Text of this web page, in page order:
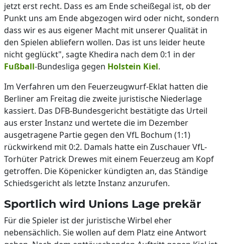
jetzt erst recht. Dass es am Ende scheißegal ist, ob der
Punkt uns am Ende abgezogen wird oder nicht, sondern
dass wir es aus eigener Macht mit unserer Qualität in
den Spielen abliefern wollen. Das ist uns leider heute
nicht geglückt", sagte Khedira nach dem 0:1 in der
Fußball-Bundesliga gegen Holstein Kiel.
Im Verfahren um den Feuerzeugwurf-Eklat hatten die
Berliner am Freitag die zweite juristische Niederlage
kassiert. Das DFB-Bundesgericht bestätigte das Urteil
aus erster Instanz und wertete die im Dezember
ausgetragene Partie gegen den VfL Bochum (1:1)
rückwirkend mit 0:2. Damals hatte ein Zuschauer VfL-
Torhüter Patrick Drewes mit einem Feuerzeug am Kopf
getroffen. Die Köpenicker kündigten an, das Ständige
Schiedsgericht als letzte Instanz anzurufen.
Sportlich wird Unions Lage prekär
Für die Spieler ist der juristische Wirbel eher
nebensächlich. Sie wollen auf dem Platz eine Antwort